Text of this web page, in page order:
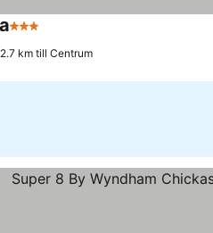
3 Stjärnor
2.7 km till Centrum